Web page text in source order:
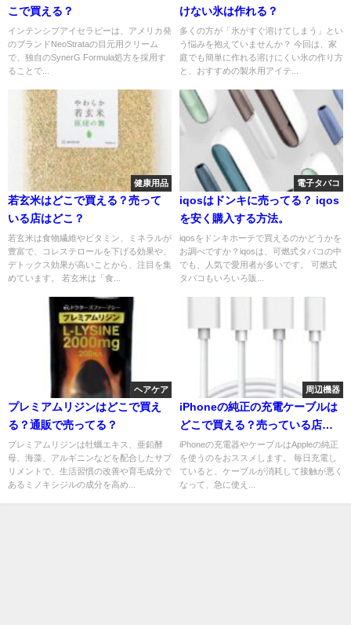
こで買える？
インテンシブアイセラピーは、アメリカ発
のブランドNeoStrataの目元用クリーム
で、独自のSynerG Formula処方を採用す
ることで...
けない氷は作れる？
多くの方が「氷がすぐ溶けてしまう」とい
う悩みを抱えていませんか？ 今回は、家
庭でも簡単に作れる溶けにくい氷の作り方
と、おすすめの製氷用アイテ...
健康用品
若玄米はどこで買える？売って
いる店はどこ？
若玄米は食物繊維やビタミン、ミネラルが
豊富で、コレステロールを下げる効果や、
デトックス効果が高いことから、注目を集
めています。 若玄米は「食...
電子タバコ
iqosはドンキに売ってる？ iqos
を安く購入する方法。
iqosをドンキホーテで買えるのかどうかを
お調べですか？iqosは、可燃式タバコの中
でも、人気で愛用者が多いです。 可燃式
タバコもいろいろ販...
ヘアケア
プレミアムリジンはどこで買え
る？通販で売ってる？
プレミアムリジンは牡蠣エキス、亜鉛酵
母、海藻、アルギニンなどを配合したサプ
リメントで、生活習慣の改善や育毛成分で
あるミノキシジルの成分を高め...
周辺機器
iPhoneの純正の充電ケーブルは
どこで買える？売っている店は
どこ？
iPhoneの充電器やケーブルはAppleの純正
を使うのをおススメします。 毎日充電し
ていると、ケーブルが消耗して接触が悪く
なって、急に使え...